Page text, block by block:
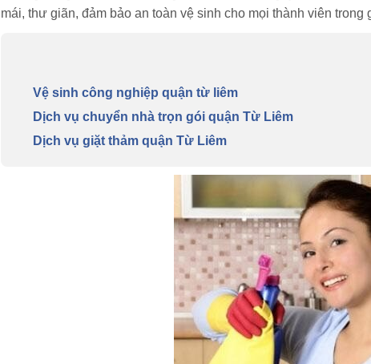
mái, thư giãn, đảm bảo an toàn vệ sinh cho mọi thành viên trong
Vệ sinh công nghiệp quận từ liêm
Dịch vụ chuyển nhà trọn gói quận Từ Liêm
Dịch vụ giặt thảm quận Từ Liêm